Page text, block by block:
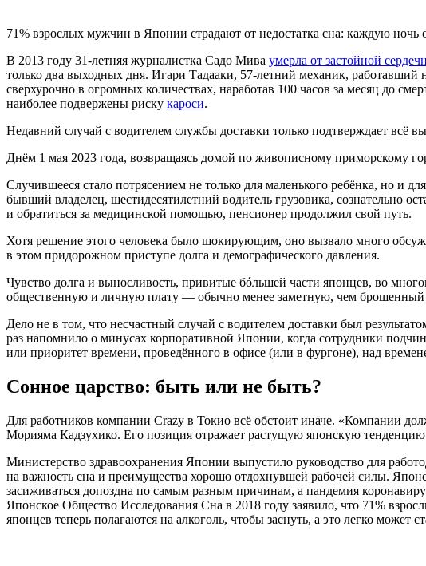
71% взрослых мужчин в Японии страдают от недостатка сна: каждую ночь
В 2013 году 31-летняя журналистка Садо Мива умерла от застойной
только два выходных дня. Игари Тадааки, 57-летний механик,
сверхурочно в огромных количествах, наработав 100 часов за месяц до
наиболее подвержены риску кароcи.
Недавний случай с водителем службы доставки только подтверждает всё
Днём 1 мая 2023 года, возвращаясь домой по живописному приморскому
Случившееся стало потрясением не только для маленького ребёнка, но и
бывший владелец, шестидесятилетний водитель грузовика, сознательно
и обратиться за медицинской помощью, пенсионер продолжил свой путь.
Хотя решение этого человека было шокирующим, оно вызвало много
в этом придорожном приступе долга и демографического давления.
Чувство долга и выносливость, привитые бóльшей части японцев, во
общественную и личную плату — обычно менее заметную, чем брошенный
Дело не в том, что несчастный случай с водителем доставки был
раз напомнило о минусах корпоративной Японии, когда сотрудники
или приоритет времени, проведённого в офисе (или в фургоне), над
Сонное царство: быть или не быть?
Для работников компании Crazy в Токио всё обстоит иначе. «Компании
Морияма Кадзухико. Его позиция отражает растущую японскую
Министерство здравоохранения Японии выпустило руководство для
на важность сна и преимущества хорошо отдохнувшей рабочей силы.
засиживаться допоздна по самым разным причинам, а пандемия
Японское Общество Исследования Сна в 2018 году заявило, что 71%
японцев теперь полагаются на алкоголь, чтобы заснуть, а это легко